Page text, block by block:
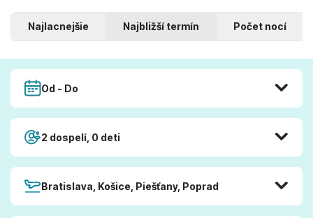
Najlacnejšie Najbližší termín Počet nocí
Od - Do
2 dospelí, 0 deti
Bratislava, Košice, Piešťany, Poprad